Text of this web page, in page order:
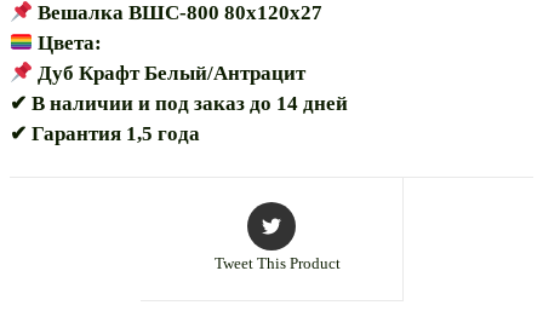
Вешалка ВШС-800 80х120х27
Цвета:
Дуб Крафт Белый/Антрацит
✔ В наличии и под заказ до 14 дней
✔ Гарантия 1,5 года
Tweet This Product